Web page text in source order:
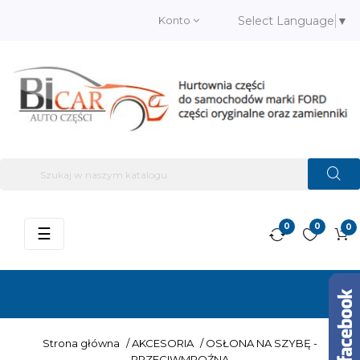
Konto Select Language ▼
0
0
0
Przełącz
☰
Strona główna /AKCESORIA / OSŁONA NA SZYBĘ -